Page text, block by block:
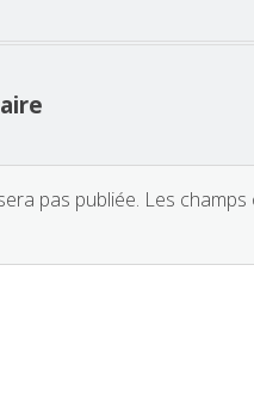
pas publiée. Les